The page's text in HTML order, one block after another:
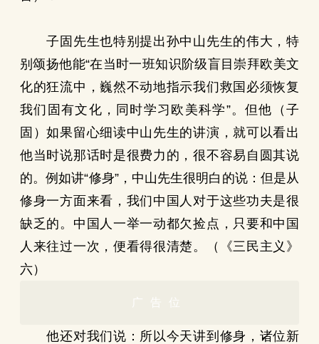
子固先生也特别提出孙中山先生的伟大，特
别颂扬他能“在当时一班知识阶级盲目崇拜欧美文
化的狂流中，巍然不动地指示我们救国必须恢复
我们固有文化，同时学习欧美科学”。但他（子
固）如果留心细读中山先生的讲演，就可以看出
他当时说那话时是很费力的，很不容易自圆其说
的。例如讲“修身”，中山先生很明白的说：但是从
修身一方面来看，我们中国人对于这些功夫是很
缺乏的。中国人一举一动都欠捡点，只要和中国
人来往过一次，便看得很清楚。（《三民主义》
六）
广告位
他还对我们说：所以今天讲到修身，诸位新